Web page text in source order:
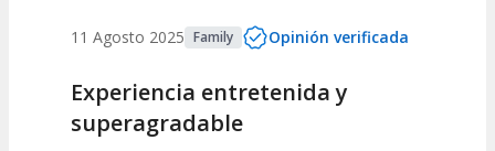
11 Agosto 2025 Family Opinión verificada
Experiencia entretenida y
superagradable